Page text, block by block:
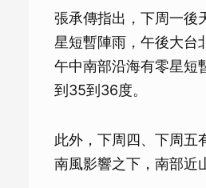
張承傳指出，下周一後
星短暫陣雨，午後大台
午中南部沿海有零星短
到35到36度。
此外，下周四、下周五
南風影響之下，南部近